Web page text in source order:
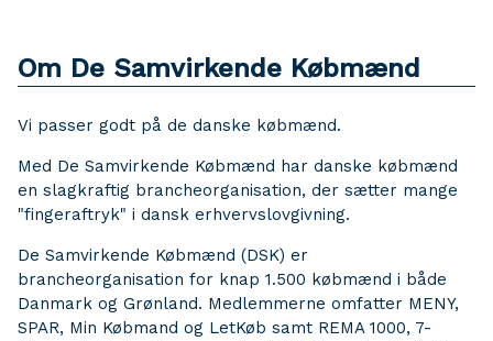
Om De Samvirkende Købmænd
Vi passer godt på de danske købmænd.
Med De Samvirkende Købmænd har danske købmænd
en slagkraftig brancheorganisation, der sætter mange
"fingeraftryk" i dansk erhvervslovgivning.
De Samvirkende Købmænd (DSK) er
brancheorganisation for knap 1.500 købmænd i både
Danmark og Grønland. Medlemmerne omfatter MENY,
SPAR, Min Købmand og LetKøb samt REMA 1000, 7-